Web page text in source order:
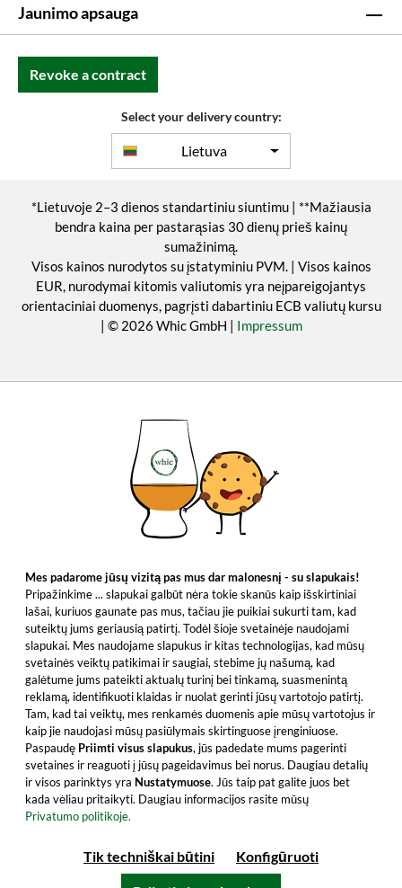
Jaunimo apsauga
Revoke a contract
Select your delivery country:
Lietuva
*Lietuvoje 2–3 dienos standartiniu siuntimu | **Mažiausia
bendra kaina per pastarąsias 30 dienų prieš kainų
sumažinimą.
Visos kainos nurodytos su įstatyminiu PVM. | Visos kainos
EUR, nurodymai kitomis valiutomis yra neįpareigojantys
orientaciniai duomenys, pagrįsti dabartiniu ECB valiutų kursu
| © 2026 Whic GmbH | Impressum
Mes padarome jūsų vizitą pas mus dar malonesnį - su slapukais!
Pripažinkime ... slapukai galbūt nėra tokie skanūs kaip išskirtiniai
lašai, kuriuos gaunate pas mus, tačiau jie puikiai sukurti tam, kad
suteiktų jums geriausią patirtį. Todėl šioje svetainėje naudojami
slapukai. Mes naudojame slapukus ir kitas technologijas, kad mūsų
svetainės veiktų patikimai ir saugiai, stebime jų našumą, kad
galėtume jums pateikti aktualų turinį bei tinkamą, suasmenintą
reklamą, identifikuoti klaidas ir nuolat gerinti jūsų vartotojo patirtį.
Tam, kad tai veiktų, mes renkamės duomenis apie mūsų vartotojus ir
kaip jie naudojasi mūsų pasiūlymais skirtinguose įrenginiuose.
Paspaudę Priimti visus slapukus, jūs padedate mums pagerinti
svetaines ir reaguoti į jūsų pageidavimus bei norus. Daugiau detalių
ir visos parinktys yra Nustatymuose. Jūs taip pat galite juos bet
kada vėliau pritaikyti. Daugiau informacijos rasite mūsų
Privatumo politikoje.
Tik techniškai būtini Konfigūruoti